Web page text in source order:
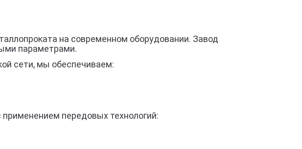
на современном оборудовании. Завод
параметрами.
сети, мы обеспечиваем:
передовых технологий: